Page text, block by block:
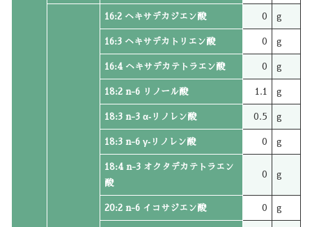
16:2 ヘキサデカジエン酸 0 g
16:3 ヘキサデカトリエン酸 0 g
16:4 ヘキサデカテトラエン酸 0 g
18:2 n-6 リノール酸 1.1 g
18:3 n-3 α‐リノレン酸 0.5 g
18:3 n-6 γ‐リノレン酸 0 g
18:4 n-3 オクタデカテトラエン
酸
0 g
20:2 n-6 イコサジエン酸 0 g